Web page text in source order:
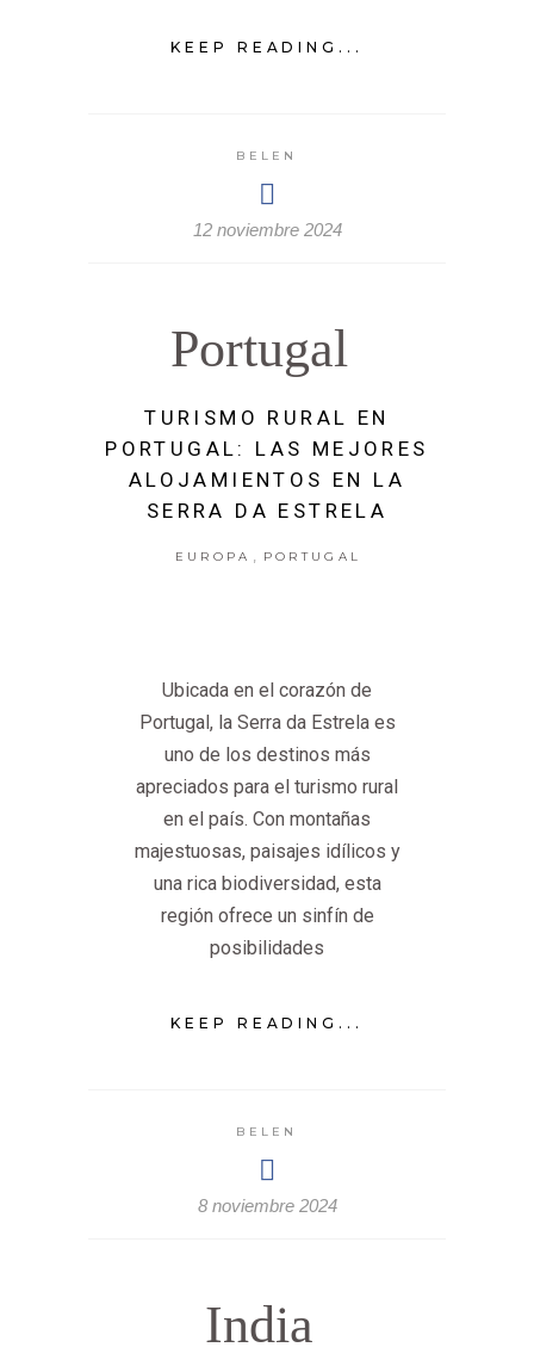
KEEP READING...
BELEN
12 noviembre 2024
Portugal
TURISMO RURAL EN
PORTUGAL: LAS MEJORES
ALOJAMIENTOS EN LA
SERRA DA ESTRELA
EUROPA PORTUGAL
Ubicada en el corazón de
Portugal, la Serra da Estrela es
uno de los destinos más
apreciados para el turismo rural
en el país. Con montañas
majestuosas, paisajes idílicos y
una rica biodiversidad, esta
región ofrece un sinfín de
posibilidades
KEEP READING...
BELEN
8 noviembre 2024
India